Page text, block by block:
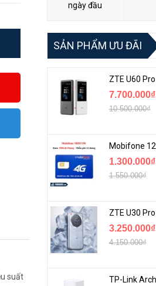
suất
ngày đầu
SẢN PHẨM ƯU ĐÃI
7.700.000₫
10.500.000₫
1.300.000₫
1.550.000₫
3.250.000₫
4.150.000₫